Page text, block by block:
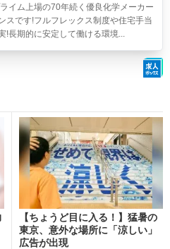
イム上場の70年続く優良化学メーカー
スです!フルフレックス制度や住宅手当
!長期的に安定して働ける環境...
【ちょうど目に入る！】猛暑の
東京、意外な場所に「涼しい」
広告が出現